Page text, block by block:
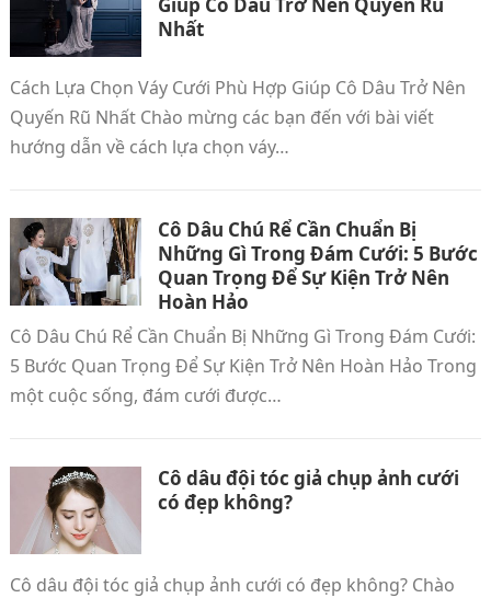
Nhất
Cách Lựa Chọn Váy Cưới Phù Hợp Giúp Cô Dâu Trở Nên
Quyến Rũ Nhất Chào mừng các bạn đến với bài viết
hướng dẫn về cách lựa chọn váy…
Cô Dâu Chú Rể Cần Chuẩn Bị
Những Gì Trong Đám Cưới: 5 Bước
Quan Trọng Để Sự Kiện Trở Nên
Hoàn Hảo
Cô Dâu Chú Rể Cần Chuẩn Bị Những Gì Trong Đám Cưới:
5 Bước Quan Trọng Để Sự Kiện Trở Nên Hoàn Hảo Trong
một cuộc sống, đám cưới được…
Cô dâu đội tóc giả chụp ảnh cưới
có đẹp không?
Cô dâu đội tóc giả chụp ảnh cưới có đẹp không? Chào